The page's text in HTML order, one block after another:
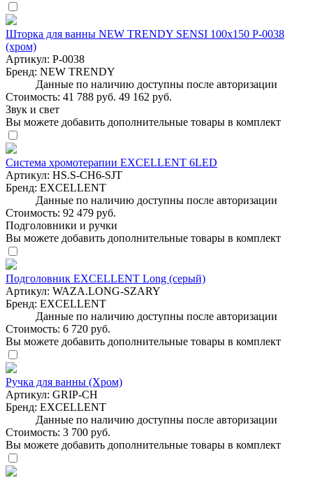
Шторка для ванны NEW TRENDY SENSI 100x150 P-0038
(хром)
Артикул: P-0038
Бренд: NEW TRENDY
Данные по наличию доступны после авторизации
Стоимость: 41 788 руб. 49 162 руб.
Звук и свет
Вы можете добавить дополнительные товары в комплект
Система хромотерапии EXCELLENT 6LED
Артикул: HS.S-CH6-SJT
Бренд: EXCELLENT
Данные по наличию доступны после авторизации
Стоимость: 92 479 руб.
Подголовники и ручки
Вы можете добавить дополнительные товары в комплект
Подголовник EXCELLENT Long (серый)
Артикул: WAZA.LONG-SZARY
Бренд: EXCELLENT
Данные по наличию доступны после авторизации
Стоимость: 6 720 руб.
Вы можете добавить дополнительные товары в комплект
Ручка для ванны (Хром)
Артикул: GRIP-CH
Бренд: EXCELLENT
Данные по наличию доступны после авторизации
Стоимость: 3 700 руб.
Вы можете добавить дополнительные товары в комплект